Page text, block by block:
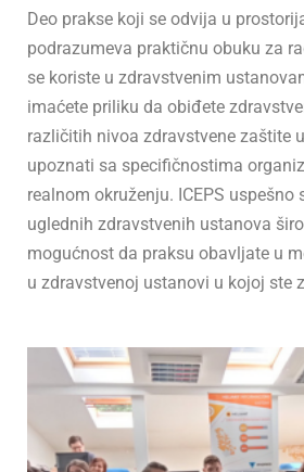
Deo prakse koji se odvija u
podrazumeva praktičnu obuku za
se koriste u zdravstvenim
imaćete priliku da obiđete
različitih nivoa zdravstvene zaštite
upoznati sa specifičnostima
realnom okruženju. ICEPS uspešno
uglednih zdravstvenih ustanova
mogućnost da praksu obavljate u
u zdravstvenoj ustanovi u kojoj ste